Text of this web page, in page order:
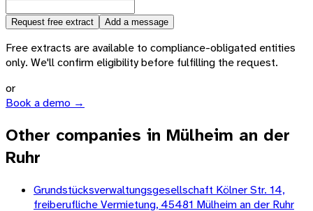
Request free extract Add a message
Free extracts are available to compliance-obligated entities
only. We'll confirm eligibility before fulfilling the request.
or
Book a demo →
Other companies in Mülheim an der
Ruhr
Grundstücksverwaltungsgesellschaft Kölner Str. 14,
freiberufliche Vermietung, 45481 Mülheim an der Ruhr